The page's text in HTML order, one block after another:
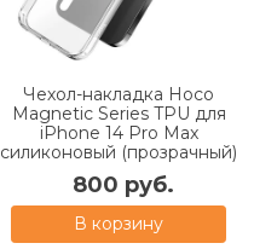
Чехол-накладка Hoco
Magnetic Series TPU для
iPhone 14 Pro Max
силиконовый (прозрачный)
800 руб.
В корзину